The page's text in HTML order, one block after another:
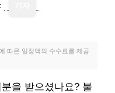
따른 일정액의 수수료를 제공
을 받으셨나요? 불